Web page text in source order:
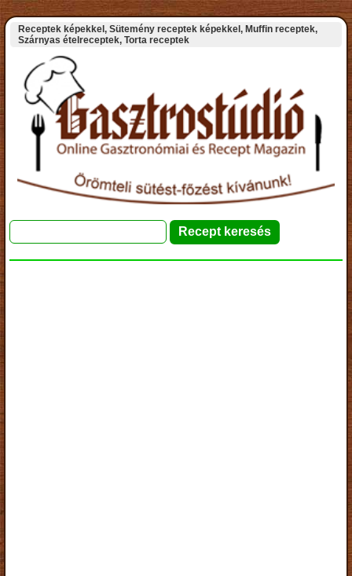
Receptek képekkel, Sütemény receptek képekkel, Muffin receptek,
Szárnyas ételreceptek, Torta receptek